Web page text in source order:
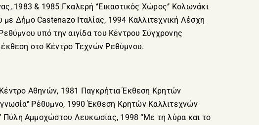
1983 & 1985 Γκαλερή ‘’Εικαστικός Χώρος‘’ Κολωνάκι
Δήμο Castenazo Ιταλίας, 1994 Καλλιτεχνική Λέσχη
υπό την αιγίδα του Κέντρου Σύγχρονης
έκθεση στο Κέντρο Τεχνών Ρεθύμνου.
Αθηνών, 1981 Παγκρήτια Έκθεση Κρητών
Ρέθυμνο, 1990 Έκθεση Κρητών Καλλιτεχνών
Πύλη Αμμοχώστου Λευκωσίας, 1998 ‘’Με τη λύρα και το